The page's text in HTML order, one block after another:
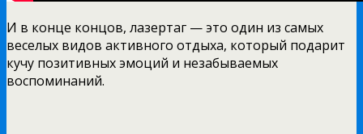
И в конце концов, лазертаг — это один из самых
веселых видов активного отдыха, который подарит
кучу позитивных эмоций и незабываемых
воспоминаний.